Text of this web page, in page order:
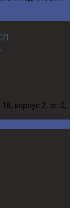
корпус 2, эт. 0,